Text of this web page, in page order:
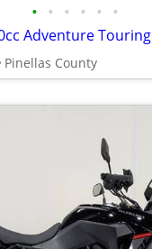
• • • • • •
Adventure Touring
Pinellas County